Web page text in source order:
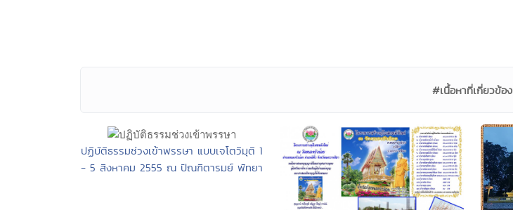
#เนื้อหาที่เกี่ยวข้อง
ปฏิบัติธรรมช่วงเข้าพรรษา แบบเจโตวิมุติ 1
- 5 สิงหาคม 2555 ณ ปัณฑิตารมย์ พัทยา